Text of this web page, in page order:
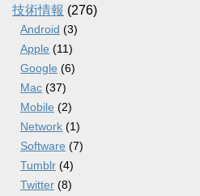
技術情報 (276)
Android (3)
Apple (11)
Google (6)
Mac (37)
Mobile (2)
Network (1)
Software (7)
Tumblr (4)
Twitter (8)